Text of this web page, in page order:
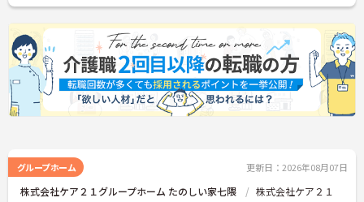
グループホーム 更新日：2026年08月07日
株式会社ケア２１グループホーム たのしい家七隈 株式会社ケア２１